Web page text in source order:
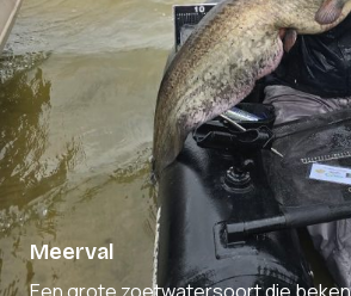
Meerval